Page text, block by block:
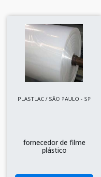
PLASTLAC / SÃO PAULO - SP
fornecedor de filme
plástico